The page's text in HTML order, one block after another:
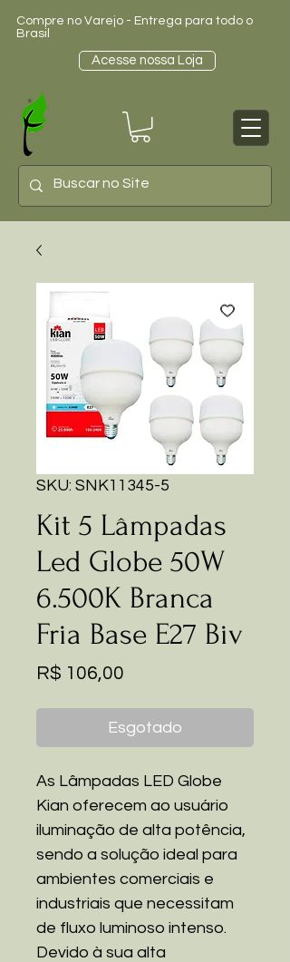
Compre no Varejo - Entrega para todo o
Brasil
Acesse nossa Loja
SKU: SNK11345-5
Kit 5 Lâmpadas
Led Globe 50W
6.500K Branca
Fria Base E27 Biv
R$ 106,00
Esgotado
As Lâmpadas LED Globe
Kian oferecem ao usuário
iluminação de alta potência,
sendo a solução ideal para
ambientes comerciais e
industriais que necessitam
de fluxo luminoso intenso.
Devido à sua alta